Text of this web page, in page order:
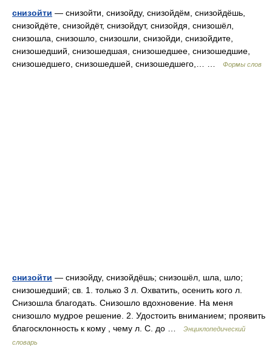
снизойти — снизойти, снизойду, снизойдём, снизойдёшь,
снизойдёте, снизойдёт, снизойдут, снизойдя, снизошёл,
снизошла, снизошло, снизошли, снизойди, снизойдите,
снизошедший, снизошедшая, снизошедшее, снизошедшие,
снизошедшего, снизошедшей, снизошедшего,… …
Формы слов
снизойти — снизойду, снизойдёшь; снизошёл, шла, шло;
снизошедший; св. 1. только 3 л. Охватить, осенить кого л.
Снизошла благодать. Снизошло вдохновение. На меня
снизошло мудрое решение. 2. Удостоить вниманием; проявить
благосклонность к кому , чему л. С. до …
Энциклопедический
словарь